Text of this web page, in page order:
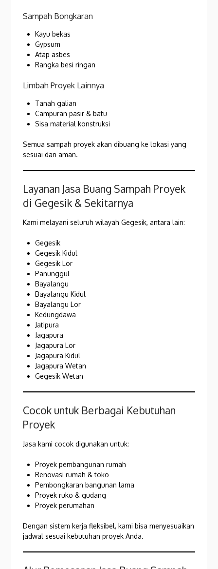
Sampah Bongkaran
Kayu bekas
Gypsum
Atap asbes
Rangka besi ringan
Limbah Proyek Lainnya
Tanah galian
Campuran pasir & batu
Sisa material konstruksi
Semua sampah proyek akan dibuang ke lokasi yang
sesuai dan aman.
Layanan Jasa Buang Sampah Proyek
di Gegesik & Sekitarnya
Kami melayani seluruh wilayah Gegesik, antara lain:
Gegesik
Gegesik Kidul
Gegesik Lor
Panunggul
Bayalangu
Bayalangu Kidul
Bayalangu Lor
Kedungdawa
Jatipura
Jagapura
Jagapura Lor
Jagapura Kidul
Jagapura Wetan
Gegesik Wetan
Cocok untuk Berbagai Kebutuhan
Proyek
Jasa kami cocok digunakan untuk:
Proyek pembangunan rumah
Renovasi rumah & toko
Pembongkaran bangunan lama
Proyek ruko & gudang
Proyek perumahan
Dengan sistem kerja fleksibel, kami bisa menyesuaikan
jadwal sesuai kebutuhan proyek Anda.